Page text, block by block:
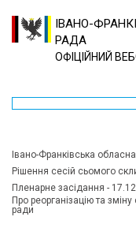
ІВАНО-
РАДА
ОФІЦІЙНИЙ
Івано-Франківська
Рішення сесій сьомого
Пленарне засідання -
Про реорганізацію та
ради